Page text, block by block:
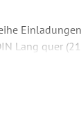
Lang quer
Ihrer Texte